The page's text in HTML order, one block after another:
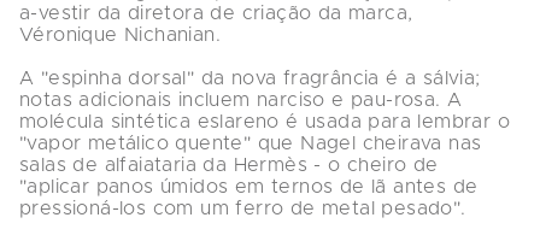
a-vestir da diretora de criação da marca,
Véronique Nichanian.
A "espinha dorsal" da nova fragrância é a sálvia;
notas adicionais incluem narciso e pau-rosa. A
molécula sintética eslareno é usada para lembrar o
"vapor metálico quente" que Nagel cheirava nas
salas de alfaiataria da Hermès - o cheiro de
"aplicar panos úmidos em ternos de lã antes de
pressioná-los com um ferro de metal pesado".